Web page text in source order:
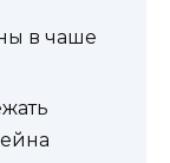
в чаше